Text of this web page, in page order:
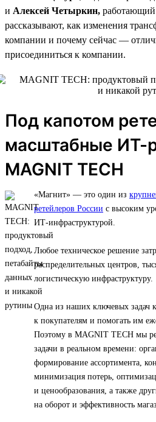
и Алексей Четыркин, работающий
рассказывают, как изменения
компании и почему сейчас —
присоединиться к компании.
Под капотом
масштабные ИТ-
MAGNIT TECH
«Магнит» — это один из
ретейлеров России с высоким
ИТ-инфраструктурой.
Любое техническое решение
распределительных центров,
логистическую инфраструктуру.
Одна из наших ключевых задач
к покупателям и помогать им
Поэтому в MAGNIT TECH мы
задачи в реальном времени:
формирование ассортимента,
минимизация потерь,
и ценообразования, а также
на оборот и эффективность